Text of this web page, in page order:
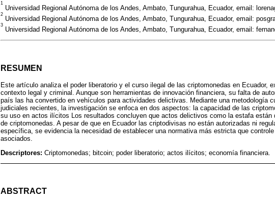
1
Universidad Regional Autónoma de los Andes, Ambato, Tungurahua, Ecuador, email:
2
Universidad Regional Autónoma de los Andes, Ambato, Tungurahua, Ecuador, email:
3
Universidad Regional Autónoma de los Andes, Ambato, Tungurahua, Ecuador, email:
RESUMEN
Este artículo analiza el poder liberatorio y el curso ilegal de las criptomonedas en Ecuador,
contexto legal y criminal. Aunque son herramientas de innovación financiera, su falta de
país las ha convertido en vehículos para actividades delictivas. Mediante una metodología
judiciales recientes, la investigación se enfoca en dos aspectos: la capacidad de las
su uso en actos ilícitos Los resultados concluyen que actos delictivos como la estafa están
de criptomonedas. A pesar de que en Ecuador las criptodivisas no están autorizadas ni
específica, se evidencia la necesidad de establecer una normativa más estricta que
asociados.
Descriptores: Criptomonedas; bitcoin; poder liberatorio; actos ilícitos; economía financiera.
ABSTRACT